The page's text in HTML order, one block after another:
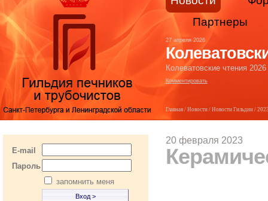
20 февраля 2023
Главная/ Новости/ Новости Гильдии/
E-mail
Пароль
запомнить меня
Партнеры
27 апреля 2026
Колеватовские чтения
Комментировать